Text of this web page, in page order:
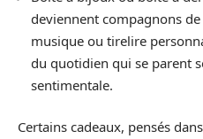
deviennent compagnons
musique ou tirelire
du quotidien qui se parent
sentimentale.
Certains cadeaux, pensés